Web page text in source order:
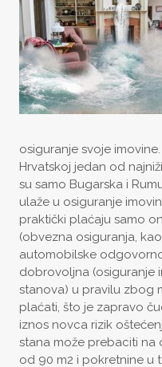
osiguranje svoje
Hrvatskoj jedan od
su samo Bugarska i
ulaže u osiguranje
praktički plaćaju samo
(obvezna osiguranja,
automobilske
dobrovoljna (osiguranje
stanova) u pravilu zbog
plaćati, što je zapravo
iznos novca rizik
stana može prebaciti na
od 90 m2 i pokretnine u